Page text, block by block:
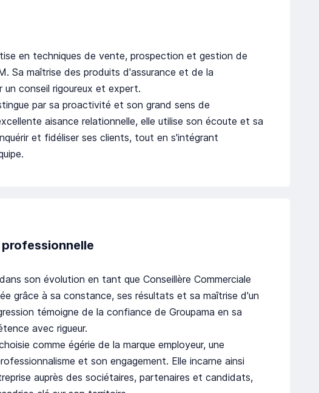
en techniques de vente, prospection et gestion de
Sa maîtrise des produits d'assurance et de la
conseil rigoureux et expert.
par sa proactivité et son grand sens de
aisance relationnelle, elle utilise son écoute et sa
et fidéliser ses clients, tout en s'intégrant
son évolution en tant que Conseillère Commerciale
grâce à sa constance, ses résultats et sa maîtrise d'un
témoigne de la confiance de Groupama en sa
avec rigueur.
comme égérie de la marque employeur, une
et son engagement. Elle incarne ainsi
auprès des sociétaires, partenaires et candidats,